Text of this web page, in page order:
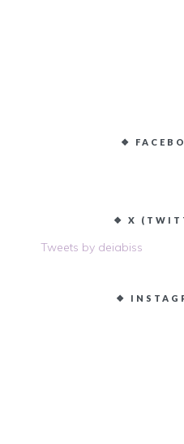
❖
❖ X
Tweets by deiabiss
❖